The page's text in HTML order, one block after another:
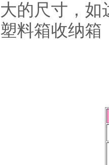
大的尺寸，如
塑料箱收纳箱